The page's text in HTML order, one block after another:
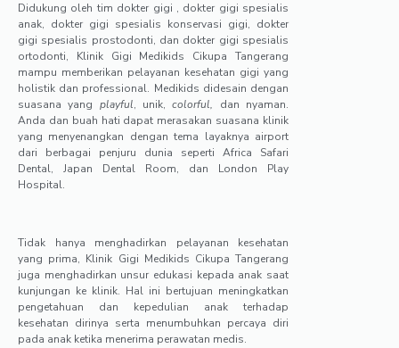
Didukung oleh tim dokter gigi , dokter gigi spesialis
anak, dokter gigi spesialis konservasi gigi, dokter
gigi spesialis prostodonti, dan dokter gigi spesialis
ortodonti, Klinik Gigi Medikids Cikupa Tangerang
mampu memberikan pelayanan kesehatan gigi yang
holistik dan professional. Medikids didesain dengan
suasana yang playful, unik,colorful, dan nyaman.
Anda dan buah hati dapat merasakan suasana klinik
yang menyenangkan dengan tema layaknya airport
dari berbagai penjuru dunia seperti Africa Safari
Dental, Japan Dental Room, dan London Play
Hospital.
Tidak hanya menghadirkan pelayanan kesehatan
yang prima, Klinik Gigi Medikids Cikupa Tangerang
juga menghadirkan unsur edukasi kepada anak saat
kunjungan ke klinik. Hal ini bertujuan meningkatkan
pengetahuan dan kepedulian anak terhadap
kesehatan dirinya serta menumbuhkan percaya diri
pada anak ketika menerima perawatan medis.